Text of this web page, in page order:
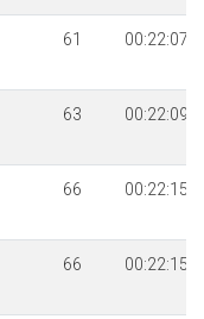
61 00:22:07
63 00:22:09
66 00:22:15
66 00:22:15